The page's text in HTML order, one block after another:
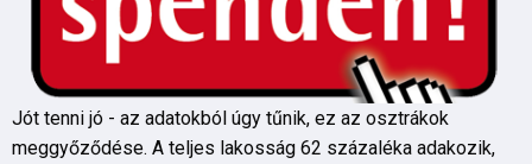
Jót tenni jó - az adatokból úgy tűnik, ez az osztrákok
meggyőződése. A teljes lakosság 62 százaléka adakozik,